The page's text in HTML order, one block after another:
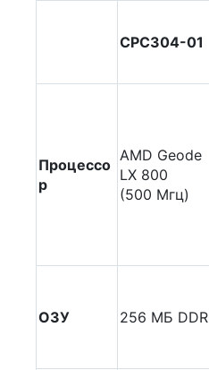
CPC304-01
Процессо
р
AMD Geode
LX 800
(500 Мгц)
ОЗУ 256 МБ DDR